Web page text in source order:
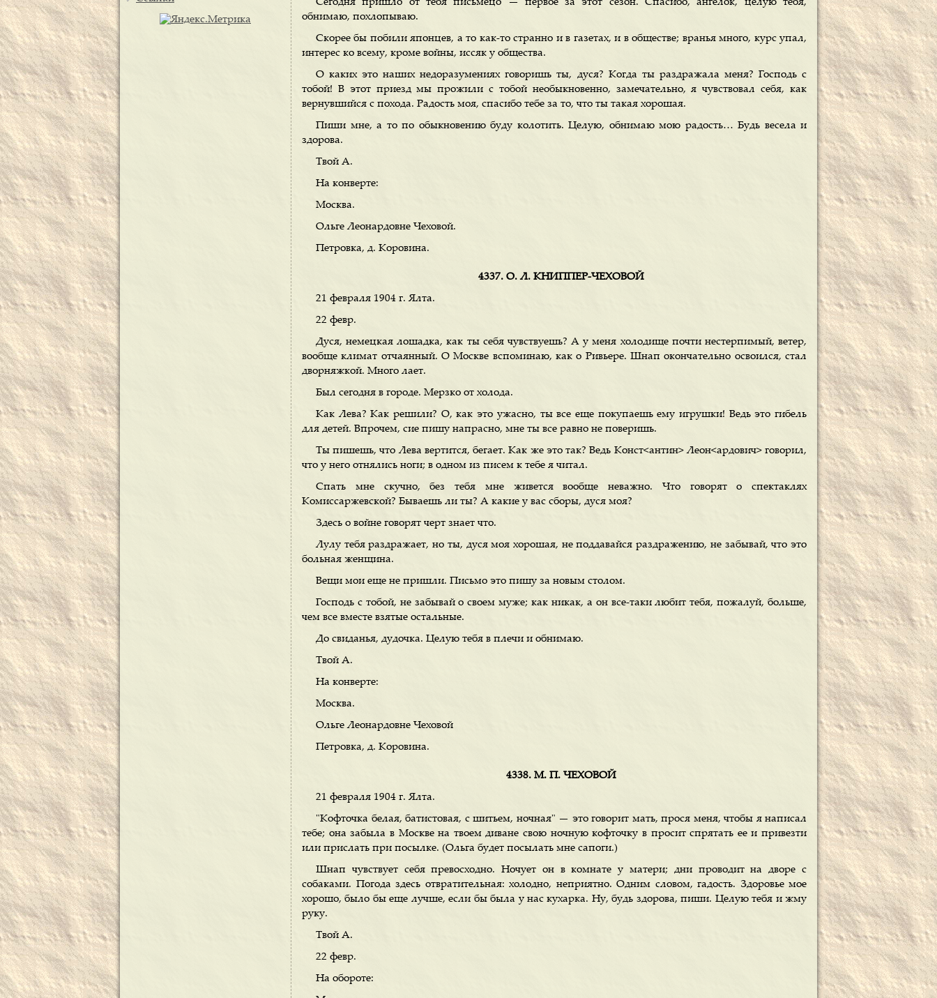
Сегодня пришло от тебя письмецо — первое за этот сезон. Спасибо, ангелок, целую тебя,
обнимаю, похлопываю.
Скорее бы побили японцев, а то как-то странно и в газетах, и в обществе; вранья много, курс упал,
интерес ко всему, кроме войны, иссяк у общества.
О каких это наших недоразумениях говоришь ты, дуся? Когда ты раздражала меня? Господь с
тобой! В этот приезд мы прожили с тобой необыкновенно, замечательно, я чувствовал себя, как
вернувшийся с похода. Радость моя, спасибо тебе за то, что ты такая хорошая.
Пиши мне, а то по обыкновению буду колотить. Целую, обнимаю мою радость… Будь весела и
здорова.
Твой А.
На конверте:
Москва.
Ольге Леонардовне Чеховой.
Петровка, д. Коровина.
4337. О. Л. КНИППЕР-ЧЕХОВОЙ
21 февраля 1904 г. Ялта.
22 февр.
Дуся, немецкая лошадка, как ты себя чувствуешь? А у меня холодище почти нестерпимый, ветер,
вообще климат отчаянный. О Москве вспоминаю, как о Ривьере. Шнап окончательно освоился, стал
дворняжкой. Много лает.
Был сегодня в городе. Мерзко от холода.
Как Лева? Как решили? О, как это ужасно, ты все еще покупаешь ему игрушки! Ведь это гибель
для детей. Впрочем, сие пишу напрасно, мне ты все равно не поверишь.
Ты пишешь, что Лева вертится, бегает. Как же это так? Ведь Конст<антин> Леон<ардович> говорил,
что у него отнялись ноги; в одном из писем к тебе я читал.
Спать мне скучно, без тебя мне живется вообще неважно. Что говорят о спектаклях
Комиссаржевской? Бываешь ли ты? А какие у вас сборы, дуся моя?
Здесь о войне говорят черт знает что.
Лулу тебя раздражает, но ты, дуся моя хорошая, не поддавайся раздражению, не забывай, что это
больная женщина.
Вещи мои еще не пришли. Письмо это пишу за новым столом.
Господь с тобой, не забывай о своем муже; как никак, а он все-таки любит тебя, пожалуй, больше,
чем все вместе взятые остальные.
До свиданья, дудочка. Целую тебя в плечи и обнимаю.
Твой А.
На конверте:
Москва.
Ольге Леонардовне Чеховой
Петровка, д. Коровина.
4338. М. П. ЧЕХОВОЙ
21 февраля 1904 г. Ялта.
"Кофточка белая, батистовая, с шитьем, ночная" — это говорит мать, прося меня, чтобы я написал
тебе; она забыла в Москве на твоем диване свою ночную кофточку в просит спрятать ее и привезти
или прислать при посылке. (Ольга будет посылать мне сапоги.)
Шнап чувствует себя превосходно. Ночует он в комнате у матери; дни проводит на дворе с
собаками. Погода здесь отвратительная: холодно, неприятно. Одним словом, гадость. Здоровье мое
хорошо, было бы еще лучше, если бы была у нас кухарка. Ну, будь здорова, пиши. Целую тебя и жму
руку.
Твой А.
22 февр.
На обороте: